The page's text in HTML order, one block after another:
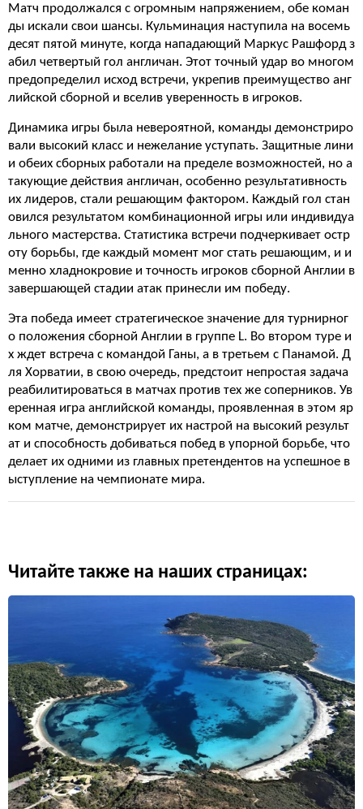
Матч продолжался с огромным напряжением, обе коман
ды искали свои шансы. Кульминация наступила на восемь
десят пятой минуте, когда нападающий Маркус Рашфорд з
абил четвертый гол англичан. Этот точный удар во многом
предопределил исход встречи, укрепив преимущество анг
лийской сборной и вселив уверенность в игроков.
Динамика игры была невероятной, команды демонстриро
вали высокий класс и нежелание уступать. Защитные лини
и обеих сборных работали на пределе возможностей, но а
такующие действия англичан, особенно результативность
их лидеров, стали решающим фактором. Каждый гол стан
овился результатом комбинационной игры или индивидуа
льного мастерства. Статистика встречи подчеркивает остр
оту борьбы, где каждый момент мог стать решающим, и и
менно хладнокровие и точность игроков сборной Англии в
завершающей стадии атак принесли им победу.
Эта победа имеет стратегическое значение для турнирног
о положения сборной Англии в группе L. Во втором туре и
х ждет встреча с командой Ганы, а в третьем с Панамой. Д
ля Хорватии, в свою очередь, предстоит непростая задача
реабилитироваться в матчах против тех же соперников. Ув
еренная игра английской команды, проявленная в этом яр
ком матче, демонстрирует их настрой на высокий результ
ат и способность добиваться побед в упорной борьбе, что
делает их одними из главных претендентов на успешное в
ыступление на чемпионате мира.
Читайте также на наших страницах: